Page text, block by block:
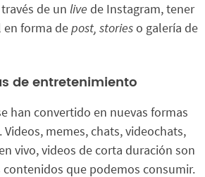
de un live de Instagram, tener
en forma depost, storieso galería de
de entretenimiento
han convertido en nuevas formas
memes, chats, videochats,
vivo, videos de corta duración son
que podemos consumir.